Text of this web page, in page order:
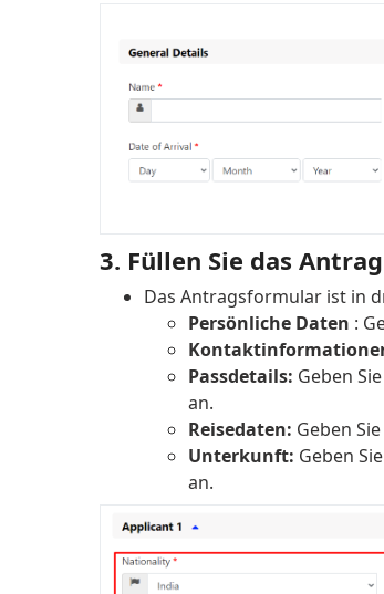
3. Füllen Sie das
Das Antragsformular ist in
Persönliche Daten :
Passdetails: Geben
an.
Reisedaten: Geben
Unterkunft: Geben
an.